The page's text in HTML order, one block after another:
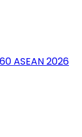
ASEAN 2026